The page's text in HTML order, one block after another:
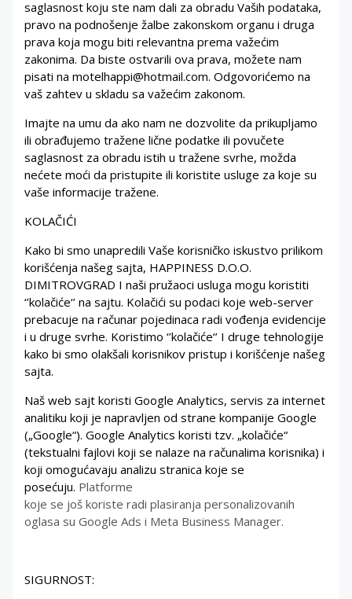
saglasnost koju ste nam dali za obradu Vaših podataka,
pravo na podnošenje žalbe zakonskom organu i druga
prava koja mogu biti relevantna prema važećim
zakonima. Da biste ostvarili ova prava, možete nam
pisati na motelhappi@hotmail.com. Odgovorićemo na
vaš zahtev u skladu sa važećim zakonom.
Imajte na umu da ako nam ne dozvolite da prikupljamo
ili obrađujemo tražene lične podatke ili povučete
saglasnost za obradu istih u tražene svrhe, možda
nećete moći da pristupite ili koristite usluge za koje su
vaše informacije tražene.
KOLAČIĆI
Kako bi smo unapredili Vaše korisničko iskustvo prilikom
korišćenja našeg sajta, HAPPINESS D.O.O.
DIMITROVGRAD I naši pružaoci usluga mogu koristiti
‘’kolačiće‘’ na sajtu. Kolačići su podaci koje web-server
prebacuje na računar pojedinaca radi vođenja evidencije
i u druge svrhe. Koristimo‘’kolačiće‘’ I druge tehnologije
kako bi smo olakšali korisnikov pristup i korišćenje našeg
sajta.
Naš web sajt koristi Google Analytics, servis za internet
analitiku koji je napravljen od strane kompanije Google
(„Google“). Google Analytics koristi tzv. „kolačiće“
(tekstualni fajlovi koji se nalaze na računalima korisnika) i
koji omogućavaju analizu stranica koje se
posećuju. Platforme
koje se još koriste radi plasiranja personalizovanih
oglasa su Google Ads i Meta Business Manager.
SIGURNOST: